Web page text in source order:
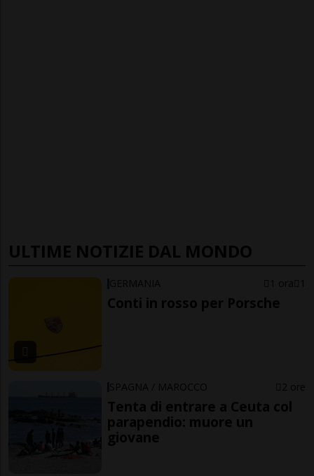
ULTIME NOTIZIE DAL MONDO
GERMANIA 1 ora 1
Conti in rosso per Porsche
SPAGNA / MAROCCO 2 ore
Tenta di entrare a Ceuta col
parapendio: muore un
giovane